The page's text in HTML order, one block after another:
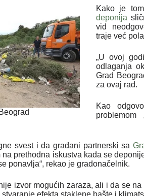
Kako je
deponija
vid
traje već
„U ovoj
odlaganja
Grad
za ovaj rad.
Kao
svest i da građani partnerski sa
prethodna iskustva kada se
ponavlja“, rekao je gradonačelnik.
izvor mogućih zaraza, ali i da se
efekta staklene bašte i